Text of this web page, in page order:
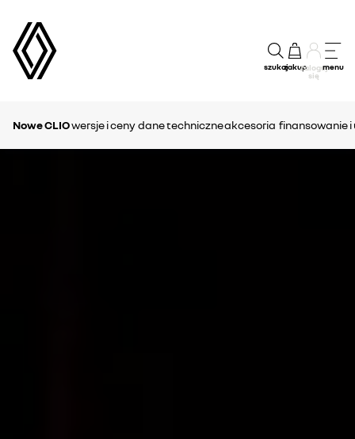
szukajzakupZaloguj
się
menu
Nowe CLIOwersje i cenydane techniczneakcesoria finansowanie i